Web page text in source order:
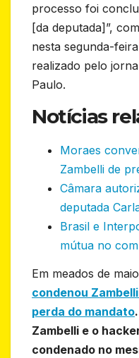
processo foi
[da deputada]”,
nesta segunda-
realizado pelo
Paulo.
Notícias
Moraes
Zambelli de
Câmara
deputada
Brasil e
mútua no
Em meados de
condenou
perda do mandato
Zambelli e o
condenado no